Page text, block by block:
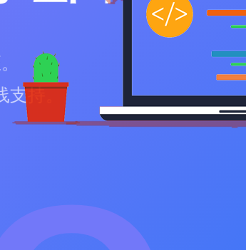
计算大数据让网站收录更快
千问、文心一言等生成引擎优